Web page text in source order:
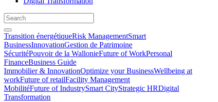
Transition énergétiqueRisk ManagementSmart
BusinessInnovationGestion de Patrimoine
SécuritéPouvoir de la WallonieFuture of WorkPersonal
FinanceBusiness Guide
Immobilier & InnovationOptimize your BusinessWellbeing at
workFuture of retailFacility Management
MobilitéFuture of IndustrySmart CityStrategic HRDigital
Transformation